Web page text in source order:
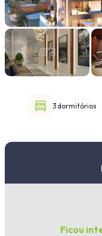
Faixa de
3 dormitórios
Ficou